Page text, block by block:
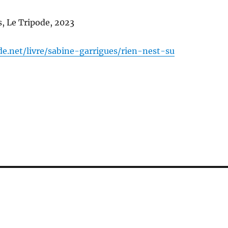
Le Tripode, 2023
livre/sabine-garrigues/rien-nest-su